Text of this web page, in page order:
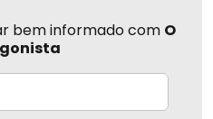
bem informado com O